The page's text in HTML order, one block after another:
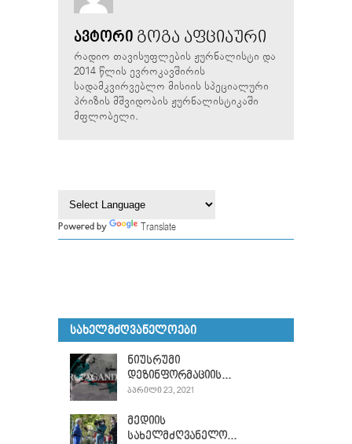
ᲐᲕᲢᲝᲠᲘ ᲒᲝᲒᲐ ᲐᲤᲪᲘᲐᲣᲠᲘ
რადიო თავისუფლების ჟურნალისტი და
2014 წლის ევროკავშირის
სადამკვირვებლო მისიის სპეციალური
პრიზის მშვიდობის ჟურნალისტიკაში
მფლობელი.
Powered by Translate
ᲡᲐᲮᲔᲚᲛᲫᲦᲕᲐᲜᲔᲚᲝᲔᲑᲘ
ნიუსრუმი
დეზინფორმაციის...
ᲐᲞᲠᲘᲚᲘ 23, 2021
მედიის
სახელმძღვანელო...